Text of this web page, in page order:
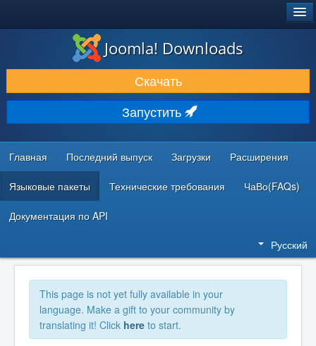
ЗАГРУЗКИ И РАСШИРЕНИЯ
ДОКУМЕНТАЦИЯ И ОБУЧЕНИЕ
СООБЩЕСТВО И ПОДДЕРЖКА
РЕСУРСЫ ДЛЯ РАЗРАБОТЧИКОВ
Joomla! Downloads
Скачать
Запустить
Главная Последний выпуск Загрузки Расширения
Языковые пакеты Технические требования ЧаВо(FAQs)
Документация по API
Русский
This page is not yet fully available in your
language. Make a gift to your community by
translating it! Click here to start.